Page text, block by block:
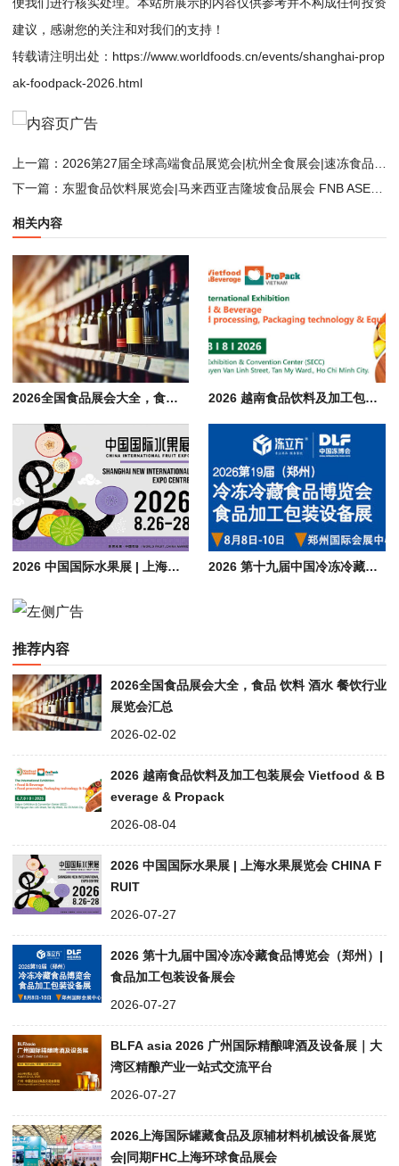
便我们进行核实处理。本站所展示的内容仅供参考并不构成任何投资
建议，感谢您的关注和对我们的支持！
转载请注明出处： https://www.worldfoods.cn/events/shanghai-prop
ak-foodpack-2026.html
上一篇： 2026第27届全球高端食品展览会|杭州全食展会|速冻食品展|糖果零食展会|中冰展
下一篇： 东盟食品饮料展览会|马来西亚吉隆坡食品展会 FNB ASEAN 2026
相关内容
2026全国食品展会大全，食品 饮料 酒水 餐饮行业展览会汇总 2026 越南食品饮料及加工包装展会 Vietfood & Beverage & Propack
2026 中国国际水果展 | 上海水果展览会 CHINA FRUIT 2026 第十九届中国冷冻冷藏食品博览会（郑州）| 食品加工包装设备展会
推荐内容
2026全国食品展会大全，食品 饮料 酒水 餐饮行业
展览会汇总
2026-02-02
2026 越南食品饮料及加工包装展会 Vietfood & B
everage & Propack
2026-08-04
2026 中国国际水果展 | 上海水果展览会 CHINA F
RUIT
2026-07-27
2026 第十九届中国冷冻冷藏食品博览会（郑州）|
食品加工包装设备展会
2026-07-27
BLFA asia 2026 广州国际精酿啤酒及设备展｜大
湾区精酿产业一站式交流平台
2026-07-27
2026上海国际罐藏食品及原辅材料机械设备展览
会|同期FHC上海环球食品展会